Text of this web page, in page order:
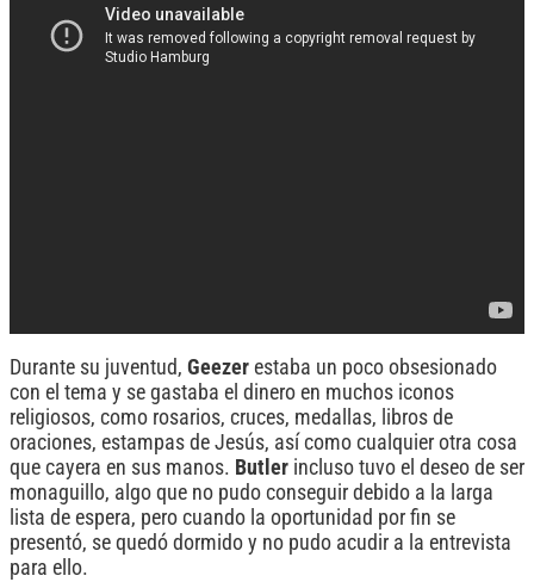
Durante su juventud, Geezer estaba un poco obsesionado
con el tema y se gastaba el dinero en muchos iconos
religiosos, como rosarios, cruces, medallas, libros de
oraciones, estampas de Jesús, así como cualquier otra cosa
que cayera en sus manos. Butler incluso tuvo el deseo de ser
monaguillo, algo que no pudo conseguir debido a la larga
lista de espera, pero cuando la oportunidad por fin se
presentó, se quedó dormido y no pudo acudir a la entrevista
para ello.